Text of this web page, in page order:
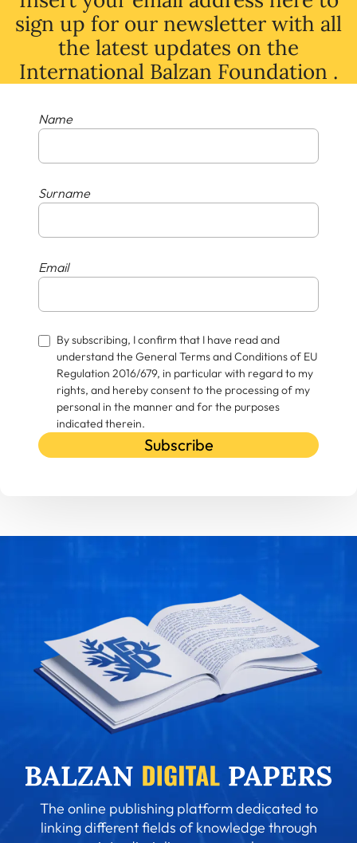
sign up for our newsletter with all
the latest updates on the
International Balzan Foundation .
Name
Surname
Email
By subscribing, I confirm that I have read and
understand the General Terms and Conditions of EU
Regulation 2016/679, in particular with regard to my
rights, and hereby consent to the processing of my
personal in the manner and for the purposes
indicated therein.
Subscribe
The online publishing platform dedicated to
linking different fields of knowledge through